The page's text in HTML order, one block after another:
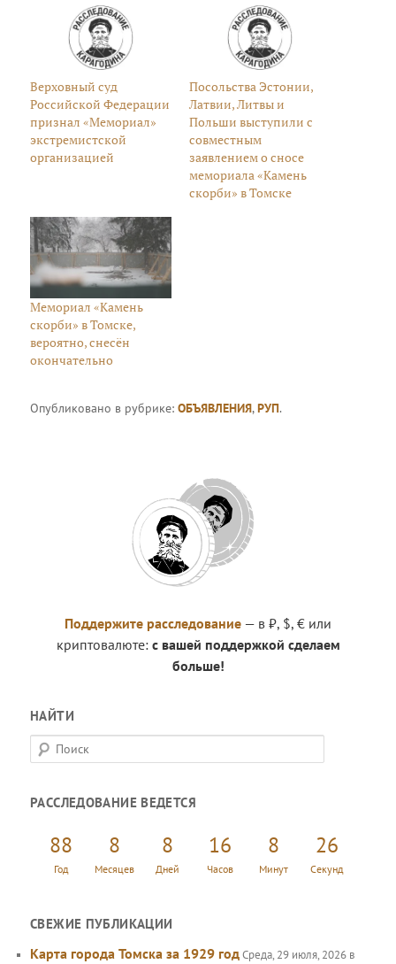
Верховный суд
Российской Федерации
признал «Мемориал»
экстремистской
организацией
Посольства Эстонии,
Латвии, Литвы и
Польши выступили с
совместным
заявлением о сносе
мемориала «Камень
скорби» в Томске
Мемориал «Камень
скорби» в Томске,
вероятно, снесён
окончательно
Опубликовано в рубрике:ОБЪЯВЛЕНИЯ,РУП.
Поддержите расследование — в ₽, $, € или
криптовалюте: с вашей поддержкой сделаем
больше!
НАЙТИ
П
о
с
РАССЛЕДОВАНИЕ ВЕДЕТСЯ
88
Год
8
Месяцев
8
Дней
16
Часов
8
Минут
27
Секунд
СВЕЖИЕ ПУБЛИКАЦИИ
Карта города Томска за 1929 годСреда, 29 июля, 2026 в